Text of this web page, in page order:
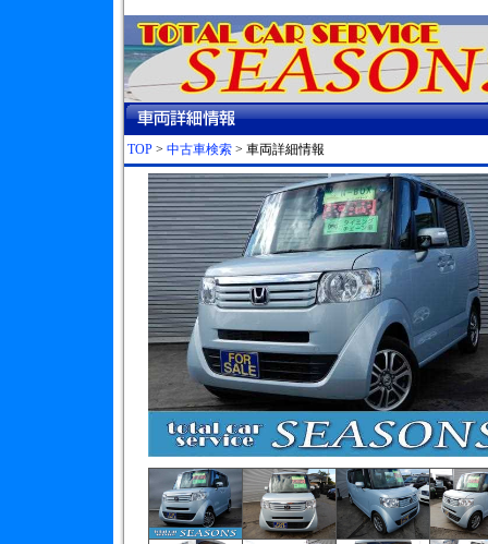
TOP > 中古車検索 > 車両詳細情報